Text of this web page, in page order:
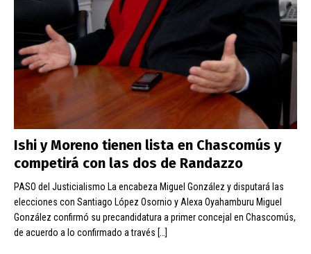
Ishi y Moreno tienen lista en Chascomús y
competirá con las dos de Randazzo
PASO del Justicialismo La encabeza Miguel González y disputará las
elecciones con Santiago López Osornio y Alexa Oyahamburu Miguel
González confirmó su precandidatura a primer concejal en Chascomús,
de acuerdo a lo confirmado a través […]